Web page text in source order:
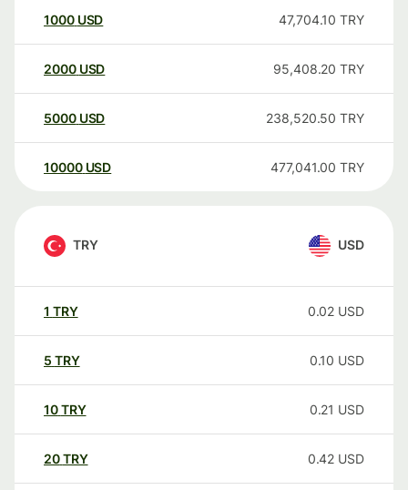
1000 USD 47,704.10 TRY
2000 USD 95,408.20 TRY
5000 USD 238,520.50 TRY
10000 USD 477,041.00 TRY
TRY USD
1 TRY 0.02 USD
5 TRY 0.10 USD
10TRY 0.21 USD
20TRY 0.42 USD